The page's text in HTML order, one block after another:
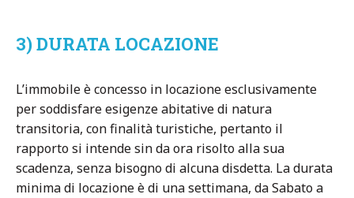
3) DURATA LOCAZIONE
L’immobile è concesso in locazione esclusivamente
per soddisfare esigenze abitative di natura
transitoria, con finalità turistiche, pertanto il
rapporto si intende sin da ora risolto alla sua
scadenza, senza bisogno di alcuna disdetta. La durata
minima di locazione è di una settimana, da Sabato a